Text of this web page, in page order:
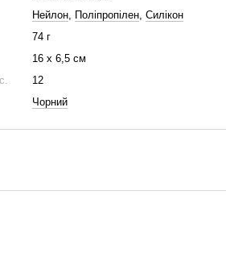
Нейлон, Поліпропілен, Силікон
74 г
16 х 6,5 см
12
Чорний